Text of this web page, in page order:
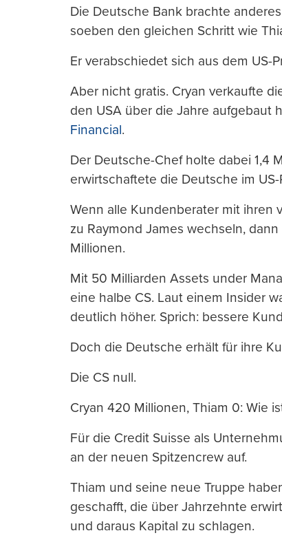
Die Deutsche Bank brachte
soeben den gleichen Schritt wie
Er verabschiedet sich aus dem US-
Aber nicht gratis. Cryan verkaufte
den USA über die Jahre aufgebaut
Financial.
Der Deutsche-Chef holte dabei 1,4
erwirtschaftete die Deutsche im
Wenn alle Kundenberater mit ihren
zu Raymond James wechseln,
Millionen.
Mit 50 Milliarden Assets under
eine halbe CS. Laut einem Insider
deutlich höher. Sprich: bessere
Doch die Deutsche erhält für ihre
Die CS null.
Cryan 420 Millionen, Thiam 0: Wie
Für die Credit Suisse als
an der neuen Spitzencrew auf.
Thiam und seine neue Truppe
geschafft, die über Jahrzehnte
und daraus Kapital zu schlagen.